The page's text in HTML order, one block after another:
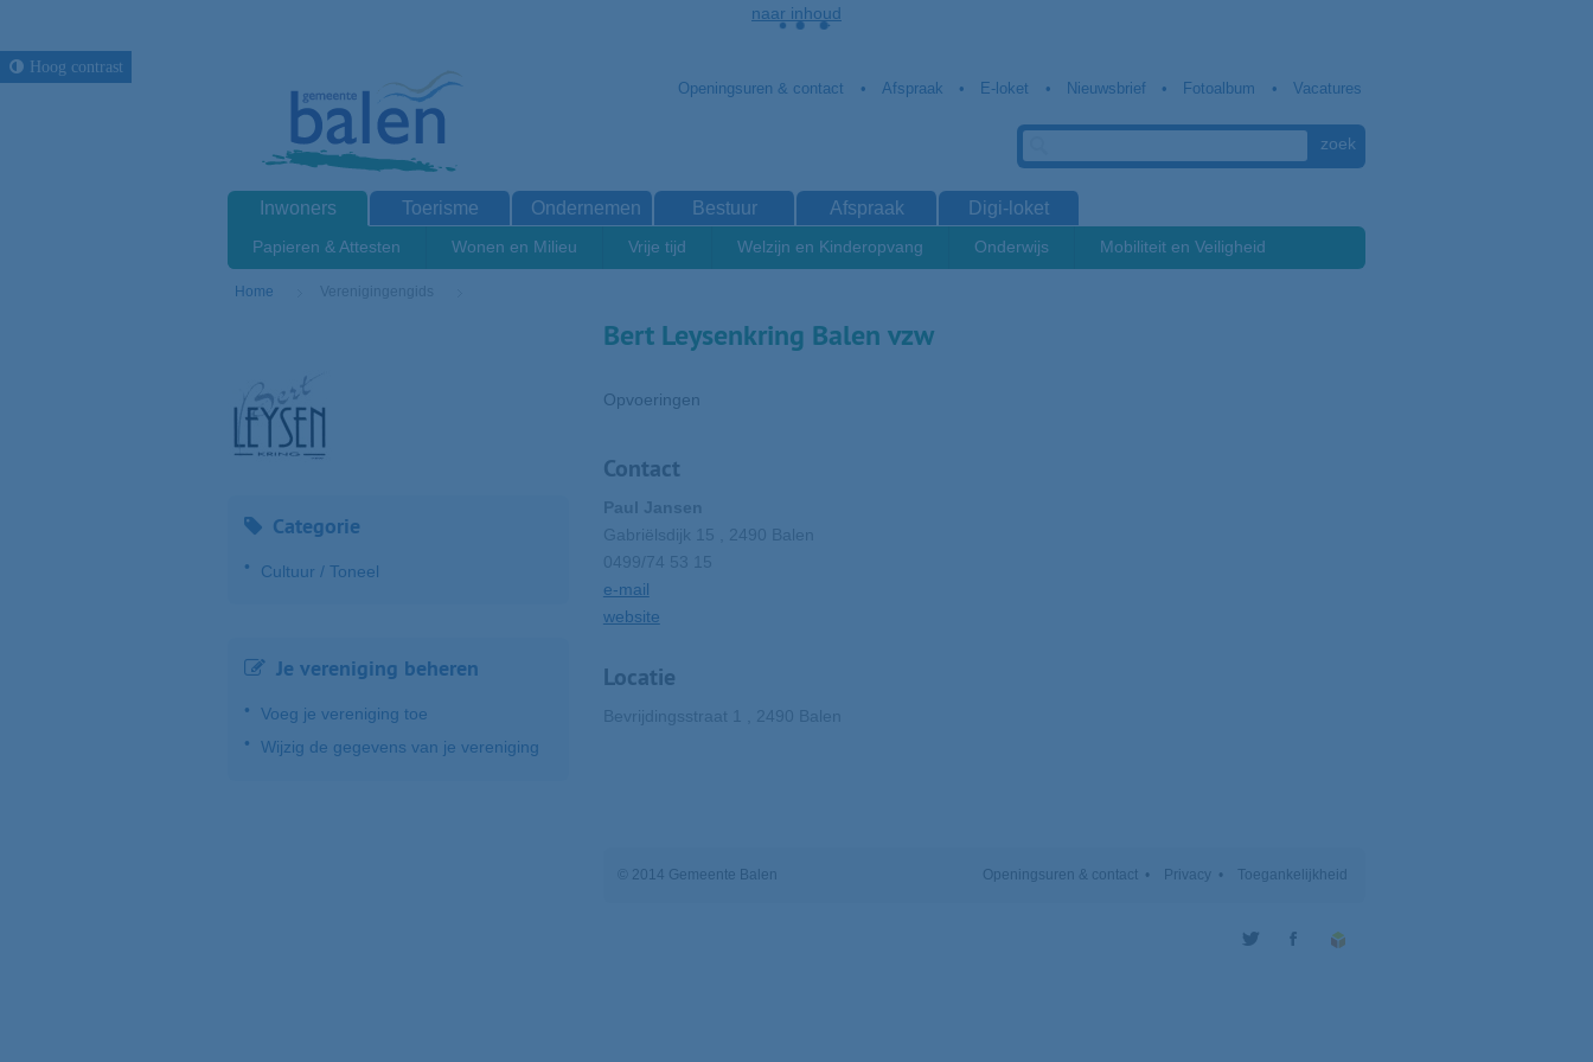
naar inhoud
Hoog contrast
Openingsuren & contact Afspraak E-loket Nieuwsbrief Fotoalbum Vacatures
Inwoners
Papieren & Attesten Wonen en Milieu Vrije tijd Welzijn en Kinderopvang Onderwijs Mobiliteit en Veiligheid
Toerisme Ondernemen Bestuur Afspraak Digi-loket
Home Verenigingengids
Bert Leysenkring Balen vzw
Opvoeringen
Contact
Paul Jansen
Gabriëlsdijk 15 , 2490 Balen
0499/74 53 15
e-mail
website
Locatie
Bevrijdingsstraat 1 , 2490 Balen
Categorie
Cultuur / Toneel
Je vereniging beheren
Voeg je vereniging toe
Wijzig de gegevens van je vereniging
© 2014 Gemeente Balen Openingsuren & contact Privacy Toegankelijkheid